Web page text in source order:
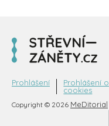
Copyright © 2026 MeDitorial
Prohlášení
Prohlášení o
cookies